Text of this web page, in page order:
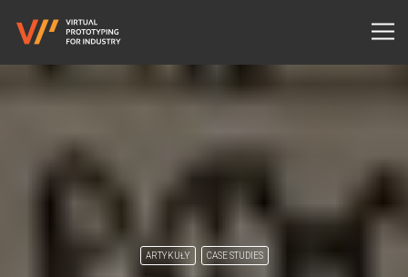
ARTYKUŁY CASE STUDIES